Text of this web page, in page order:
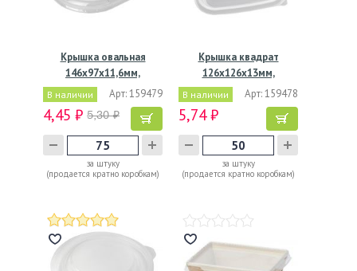
Крышка овальная
146х97х11,6мм,
прозрачная ПЭТ
В наличии Арт: 159479
4,45 ₽ 5,30 ₽
за штуку
(продается кратно коробкам)
Крышка квадрат
126х126х13мм,
прозрачная
В наличии Арт: 159478
5,74 ₽
за штуку
(продается кратно коробкам)